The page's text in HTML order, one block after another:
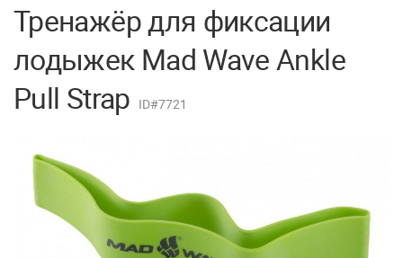
Тренажёр для фиксации
лодыжек Mad Wave Ankle
Pull Strap ID#7721